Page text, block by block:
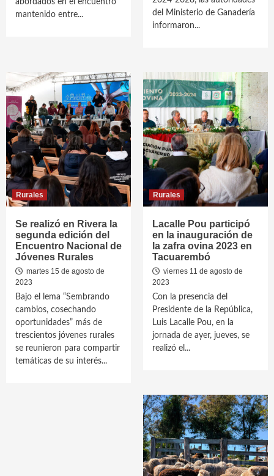
abordados en el encuentro
mantenido entre...
del Ministerio de Ganadería
informaron...
Rurales
Se realizó en Rivera la
segunda edición del
Encuentro Nacional de
Jóvenes Rurales
martes 15 de agosto de
2023
Bajo el lema “Sembrando
cambios, cosechando
oportunidades” más de
trescientos jóvenes rurales
se reunieron para compartir
temáticas de su interés...
Rurales
Lacalle Pou participó
en la inauguración de
la zafra ovina 2023 en
Tacuarembó
viernes 11 de agosto de
2023
Con la presencia del
Presidente de la República,
Luis Lacalle Pou, en la
jornada de ayer, jueves, se
realizó el...